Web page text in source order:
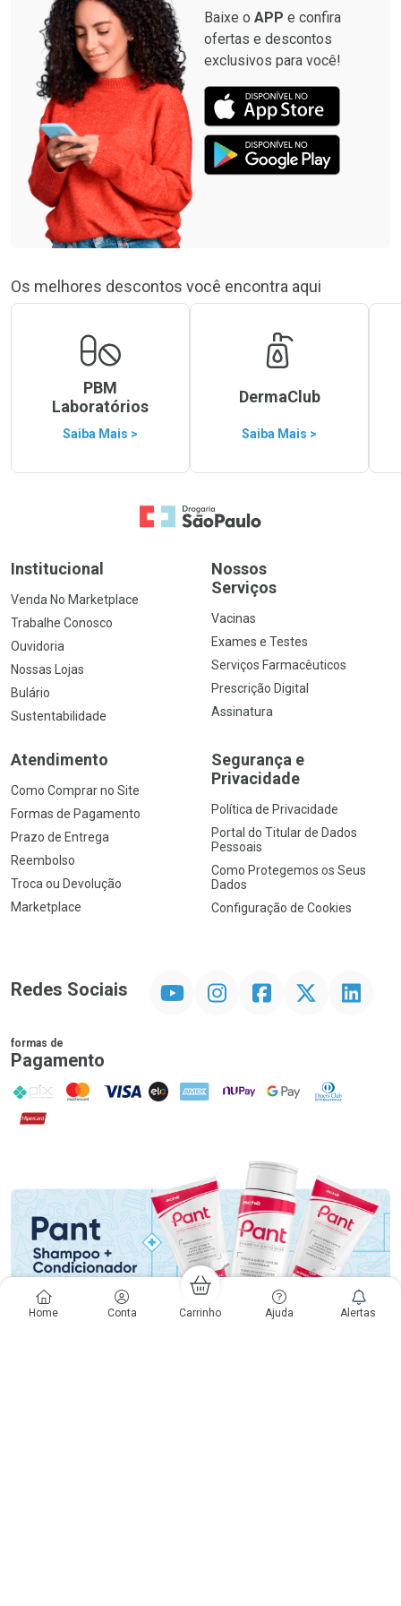
Home Conta Carrinho Ajuda Alertas
Baixe o APP e confira
ofertas e descontos
exclusivos para você!
Os melhores descontos você encontra aqui
PBM
Laboratórios
Saiba Mais >
DermaClub
Saiba Mais >
Ir para a Home
Institucional
Venda No Marketplace
Trabalhe Conosco
Ouvidoria
Nossas Lojas
Bulário
Sustentabilidade
Nossos
Serviços
Vacinas
Exames e Testes
Serviços Farmacêuticos
Prescrição Digital
Assinatura
Atendimento
Como Comprar no Site
Formas de Pagamento
Prazo de Entrega
Reembolso
Troca ou Devolução
Marketplace
Segurança e
Privacidade
Política de Privacidade
Portal do Titular de Dados
Pessoais
Como Protegemos os Seus
Dados
Configuração de Cookies
Redes Sociais InstagramFacebookTwitter Linkedin
formas de
Pagamento
PIX MasterCard
VISA ELO AMEX NuPay Google PayDiners Club
Hipercard